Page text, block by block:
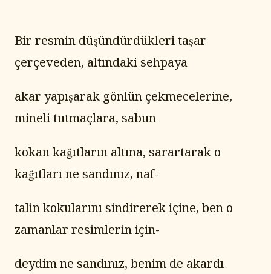
Bir resmin düşündürdükleri taşar
çerçeveden, altındaki sehpaya
akar yapışarak gönlün çekmecelerine,
mineli tutmaçlara, sabun
kokan kağıtların altına, sarartarak o
kağıtları ne sandınız, naf-
talin kokularını sindirerek içine, ben o
zamanlar resimlerin için-
deydim ne sandınız, benim de akardı